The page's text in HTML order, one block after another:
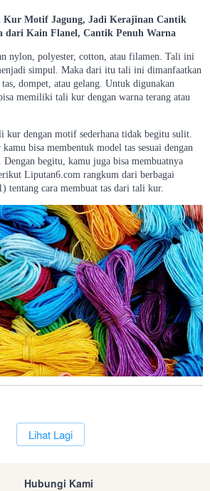
Kur Motif Jagung, Jadi Kerajinan Cantik
dari Kain Flanel, Cantik Penuh Warna
nylon, polyester, cotton, atau filamen. Tali ini
simpul. Maka dari itu tali ini dimanfaatkan
dompet, atau gelang. Untuk digunakan
memiliki tali kur dengan warna terang atau
kur dengan motif sederhana tidak begitu sulit.
bisa membentuk model tas sesuai dengan
Dengan begitu, kamu juga bisa membuatnya
Liputan6.com rangkum dari berbagai
tentang cara membuat tas dari tali kur.
`Lihat Lagi
Hubungi Kami